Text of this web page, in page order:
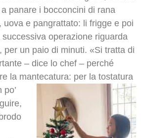
panare i bocconcini di rana
uova e pangrattato: li frigge e poi
successiva operazione riguarda
per un paio di minuti. «Si tratta di
– dice lo chef – perché
la mantecatura: per la tostatura